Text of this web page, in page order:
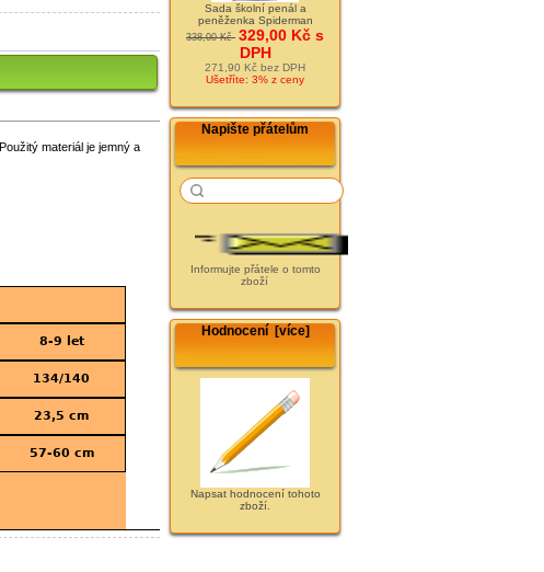
materiál je jemný a
8-9 let
134/140
23,5 cm
57-60 cm
Sada školní penál a
peněženka Spiderman
338,00 Kč 329,00 Kč s
DPH
271,90 Kč bez DPH
Ušetříte: 3% z ceny
Napište přátelům
Informujte přátele o tomto
zboží
Hodnocení [více]
Napsat hodnocení tohoto
zboží.